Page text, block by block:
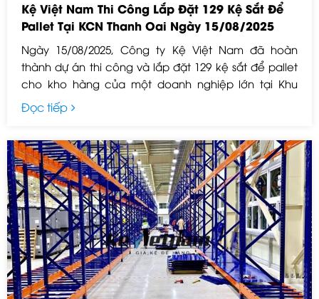
Kệ Việt Nam Thi Công Lắp Đặt 129 Kệ Sắt Để
Pallet Tại KCN Thanh Oai Ngày 15/08/2025
Ngày 15/08/2025, Công ty Kệ Việt Nam đã hoàn
thành dự án thi công và lắp đặt 129 kệ sắt để pallet
cho kho hàng của một doanh nghiệp lớn tại Khu
công nghiệp Thanh Oai – Hà Nội. Đây là dự án có
quy mô lớn, yêu cầu kỹ thuật cao và tiến độ gấp rút,
đảm bảo chất lượng vượt mong đợi.
Đọc tiếp